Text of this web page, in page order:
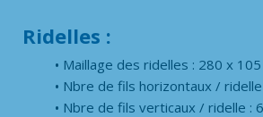
Ridelles :
Maillage des ridelles : 280 x
Nbre de fils horizontaux / ridelle
Nbre de fils verticaux / ridelle : 6